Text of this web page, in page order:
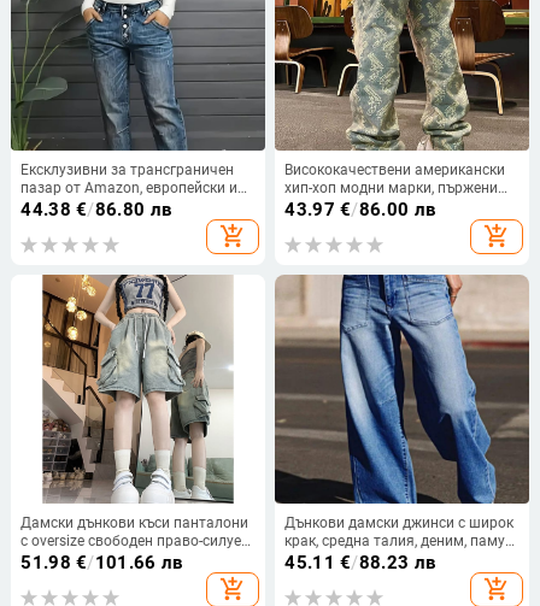
Ексклузивни за трансграничен
пазар от Amazon, европейски и
американски, популярни
пролетни и есенни нови дънки,
свободни ежедневни,
панталони
44.38 €/86.80 лв
add_shopping_cart
Висококачествени американски
хип-хоп модни марки, пържени
улични, красиви бродирани
жакардови мастилени бои с
дупки, свободни прави дънкови
43.97 €/86.00 лв
add_shopping_cart
Дамски дънкови къси панталони
с oversize свободен право-силует
и големи джобове; деним-памук
смес, микроеластичност, градски
стил.
51.98 €/101.66 лв
add_shopping_cart
Дънкови дамски джинси с широк
крак, средна талия, деним, памук
70–80%, леко разтягане, Cat
45.11 €/88.23 лв
add_shopping_cart